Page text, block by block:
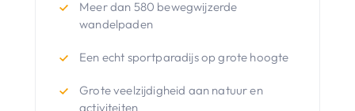
Meer dan 580 bewegwijzerde
wandelpaden
Een echt sportparadijs op grote hoogte
Grote veelzijdigheid aan natuur en
activiteiten